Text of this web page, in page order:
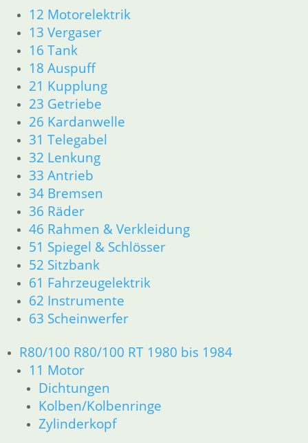
12 Motorelektrik
13 Vergaser
16 Tank
18 Auspuff
21 Kupplung
23 Getriebe
26 Kardanwelle
31 Telegabel
32 Lenkung
33 Antrieb
34 Bremsen
36 Räder
46 Rahmen & Verkleidung
51 Spiegel & Schlösser
52 Sitzbank
61 Fahrzeugelektrik
62 Instrumente
63 Scheinwerfer
R80/100 R80/100 RT 1980 bis 1984
11 Motor
Dichtungen
Kolben/Kolbenringe
Zylinderkopf
R26 & R27
11 Motor
Dichtungen
Zylinderkopf r26-r27
12 Motorelektrik
13 Vergaser
16 Tank
18 Auspuff
21 Kupplung
23 Getriebe
26 Kardanwelle
31 Telegabel
32 Lenkung
33 Antrieb
34 Bremsen
36 Räder
46 Rahmen & Verkleidung R26 R27
51 Spiegel & Schlösser
61 Fahrzeugelektrik
62 Instrumente
63 Scheinwerfer
11 Motor
Dichtungen
Zylinderkopf
12 Motorelektrik
13 Vergaser
16 Tank